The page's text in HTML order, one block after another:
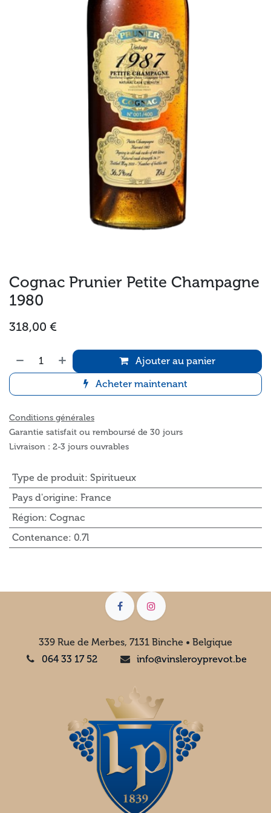
Cognac Prunier Petite Champagne
1980
318,00 €
Ajouter au panier
Acheter maintenant
Conditions générales
Garantie satisfait ou remboursé de 30 jours
Livraison : 2-3 jours ouvrables
Type de produit: Spiritueux
Pays d'origine: France
Région: Cognac
Contenance: 0.7l
339 Rue de Merbes, 7131 Binche • Belgique
064 33 17 52
info@vinsleroyprevot.be